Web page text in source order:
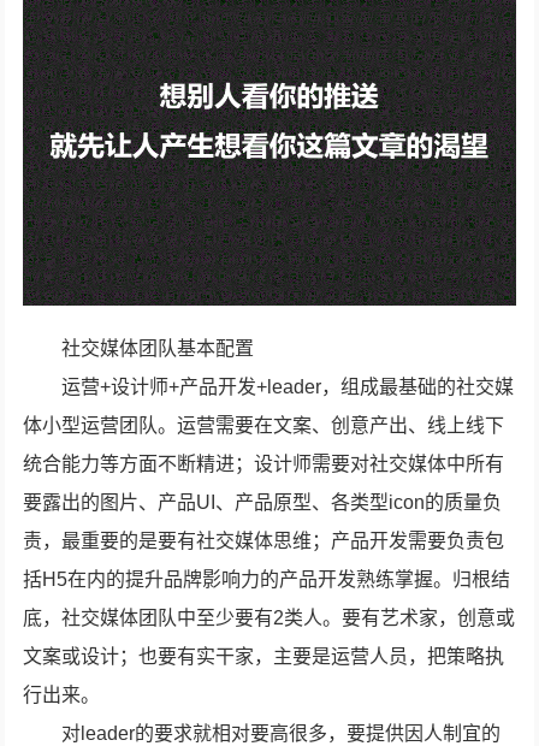
社交媒体团队基本配置
运营+设计师+产品开发+leader，组成最基础的社交媒
体小型运营团队。运营需要在文案、创意产出、线上线下
统合能力等方面不断精进；设计师需要对社交媒体中所有
要露出的图片、产品UI、产品原型、各类型icon的质量负
责，最重要的是要有社交媒体思维；产品开发需要负责包
括H5在内的提升品牌影响力的产品开发熟练掌握。归根结
底，社交媒体团队中至少要有2类人。要有艺术家，创意或
文案或设计；也要有实干家，主要是运营人员，把策略执
行出来。
对leader的要求就相对要高很多，要提供因人制宜的